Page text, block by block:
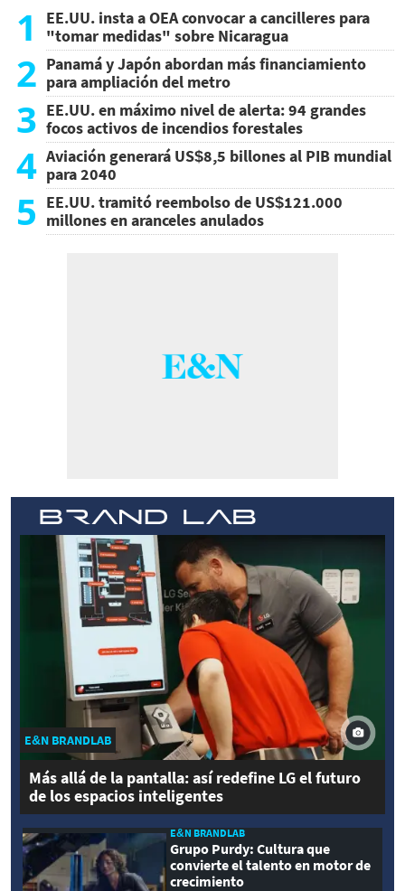
1
EE.UU. insta a OEA convocar a cancilleres para
"tomar medidas" sobre Nicaragua
2 Panamá y Japón abordan más financiamiento
para ampliación del metro
3 EE.UU. en máximo nivel de alerta: 94 grandes
focos activos de incendios forestales
4 Aviación generará US$8,5 billones al PIB mundial
para 2040
5 EE.UU. tramitó reembolso de US$121.000
millones en aranceles anulados
E&N BRANDLAB
Más allá de la pantalla: así redefine LG el futuro
de los espacios inteligentes
E&N BRANDLAB
Grupo Purdy: Cultura que
convierte el talento en motor de
crecimiento